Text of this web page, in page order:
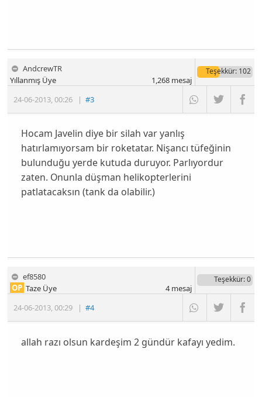
AndcrewTR
24-06-2013,00:26 |#3
Yıllanmış Üye
Teşekkür: 102
1,268mesaj
Hocam Javelin diye bir silah var yanlış
hatırlamıyorsam bir roketatar. Nişancı tüfeğinin
bulunduğu yerde kutuda duruyor. Parlıyordur
zaten. Onunla düşman helikopterlerini
patlatacaksın (tank da olabilir.)
ef8580
24-06-2013,00:29 |#4
OP Taze Üye
Teşekkür: 0
4mesaj
allah razı olsun kardeşim 2 gündür kafayı yedim.